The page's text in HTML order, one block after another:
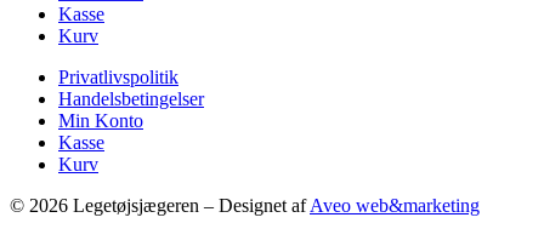
Kasse
Kurv
Privatlivspolitik
Handelsbetingelser
Min Konto
Kasse
Kurv
© 2026 Legetøjsjægeren – Designet afAveo web&marketing